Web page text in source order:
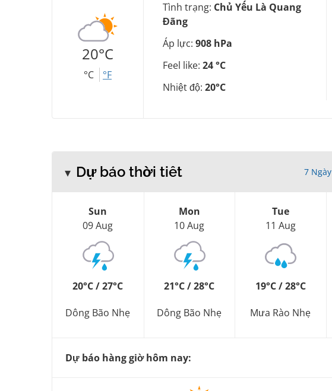
20°C
°C °F
Tình trạng: Chủ Yếu Là Quang
Đãng
Áp lực: 908 hPa
Feel like: 24 °C
Nhiệt độ: 20°C
Dự báo thời tiết 7 Ngày
Sun
09 Aug
20°C / 27°C
Dông Bão Nhẹ
Mon
10 Aug
21°C / 28°C
Dông Bão Nhẹ
Tue
11 Aug
19°C / 28°C
Mưa Rào Nhẹ
Dự báo hàng giờ hôm nay: